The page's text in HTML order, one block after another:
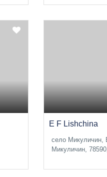
E F Lishchina
село Микуличин,
Микуличин,